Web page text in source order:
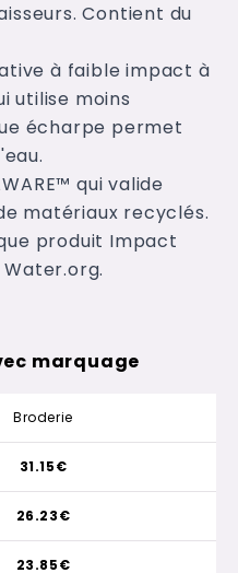
Contient du
à faible impact à
utilise moins
écharpe permet
qui valide
matériaux recyclés.
produit Impact
marquage
Broderie
31.15€
26.23€
23.85€